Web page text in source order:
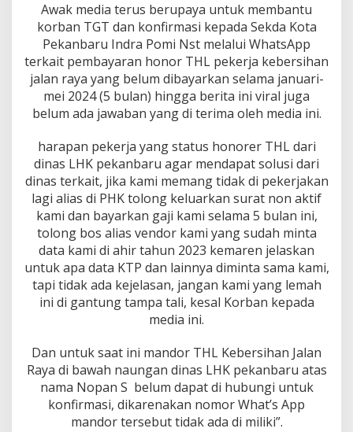
Awak media terus berupaya untuk membantu
korban TGT dan konfirmasi kepada Sekda Kota
Pekanbaru Indra Pomi Nst melalui WhatsApp
terkait pembayaran honor THL pekerja kebersihan
jalan raya yang belum dibayarkan selama januari-
mei 2024 (5 bulan) hingga berita ini viral juga
belum ada jawaban yang di terima oleh media ini.
harapan pekerja yang status honorer THL dari
dinas LHK pekanbaru agar mendapat solusi dari
dinas terkait, jika kami memang tidak di pekerjakan
lagi alias di PHK tolong keluarkan surat non aktif
kami dan bayarkan gaji kami selama 5 bulan ini,
tolong bos alias vendor kami yang sudah minta
data kami di ahir tahun 2023 kemaren jelaskan
untuk apa data KTP dan lainnya diminta sama kami,
tapi tidak ada kejelasan, jangan kami yang lemah
ini di gantung tampa tali, kesal Korban kepada
media ini.
Dan untuk saat ini mandor THL Kebersihan Jalan
Raya di bawah naungan dinas LHK pekanbaru atas
nama Nopan S belum dapat di hubungi untuk
konfirmasi, dikarenakan nomor What’s App
mandor tersebut tidak ada di miliki”.